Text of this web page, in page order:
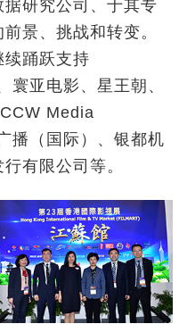
研究公司、于其专
景、挑战和转变。
踊跃支持
寰亚电影、星王朝、
Media
播（国际）、银都机
有限公司等。